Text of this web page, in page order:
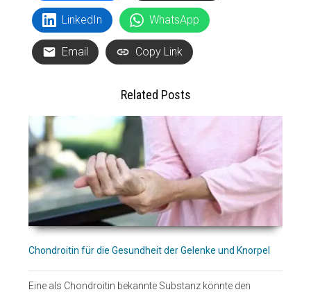
LinkedIn WhatsApp
Email Copy Link
Related Posts
Chondroitin für die Gesundheit der Gelenke und Knorpel
Eine als Chondroitin bekannte Substanz könnte den